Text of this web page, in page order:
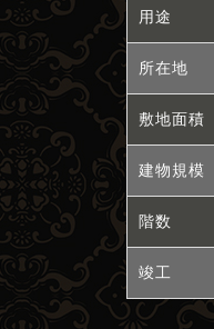
用途
所在地
敷地面積
建物規模
階数
竣工